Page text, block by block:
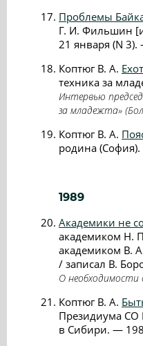
Проблемы
Г. И. Фильшин
21 января (N
Коптюг В. А.
техника за
Интервью
за младежта»
Коптюг В. А.
родина
1989
Академики не
академиком Н.
академиком В.
/ записал В.
О необходимости
Коптюг В. А.
Президиума СО
в Сибири. —